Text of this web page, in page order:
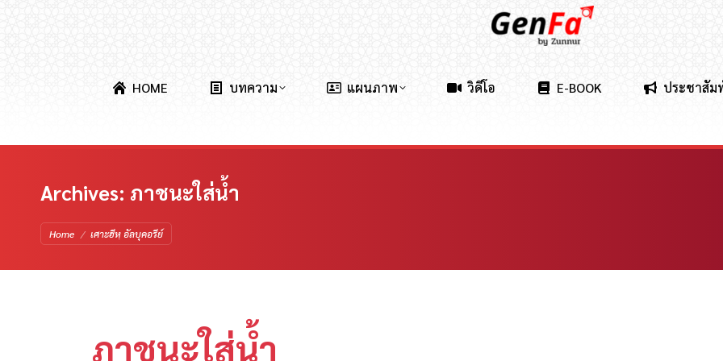
HOME บทความ แผนภาพ วิดีโอ E-BOOK ประชาสัม
Archives: ภาชนะใส่น้ำ
You are here:
Home เศาะฮีหฺ อัลบุคอรีย์
ภาชนะใส่น้ำ